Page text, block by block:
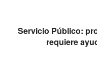
Servicio Público:
requiere